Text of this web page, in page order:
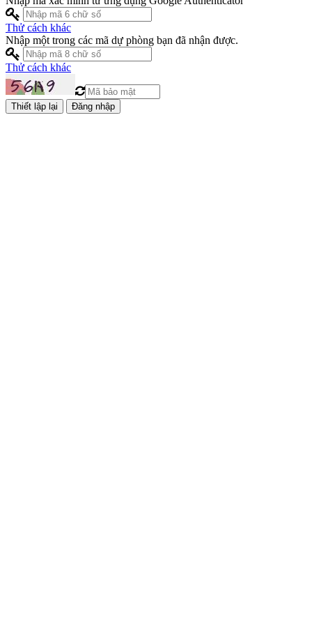
Thử cách khác
Nhập một trong các mã dự phòng bạn đã nhận được.
Thử cách khác
Đăng nhập